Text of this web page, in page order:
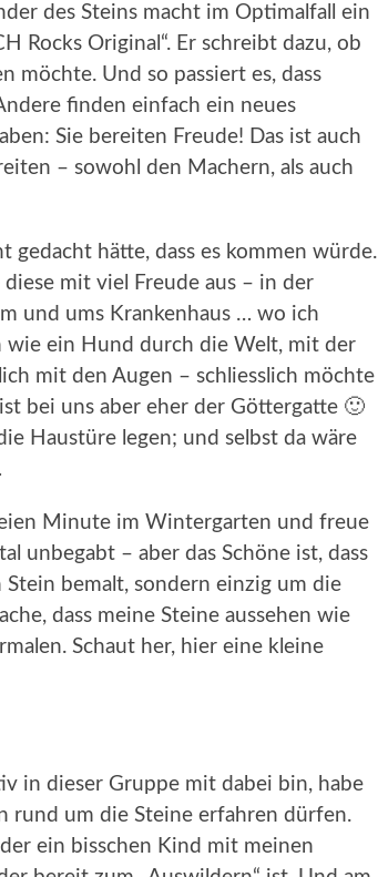
des Steins macht im Optimalfall ein
Rocks Original“. Er schreibt dazu, ob
möchte. Und so passiert es, dass
finden einfach ein neues
Sie bereiten Freude! Das ist auch
– sowohl den Machern, als auch
gedacht hätte, dass es kommen würde.
mit viel Freude aus – in der
und ums Krankenhaus … wo ich
wie ein Hund durch die Welt, mit der
mit den Augen – schliesslich möchte
bei uns aber eher der Göttergatte 🙂
Haustüre legen; und selbst da wäre
Minute im Wintergarten und freue
unbegabt – aber das Schöne ist, dass
bemalt, sondern einzig um die
dass meine Steine aussehen wie
Schaut her, hier eine kleine
in dieser Gruppe mit dabei bin, habe
rund um die Steine erfahren dürfen.
ein bisschen Kind mit meinen